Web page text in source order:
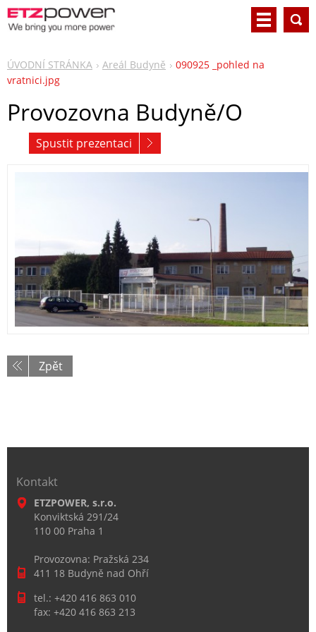
ÚVODNÍ STRÁNKA Areál Budyně
090925 _pohled na
vratnici.jpg
Provozovna Budyně/O
Spustit prezentaci
Zpět
Kontakt
ETZPOWER, s.r.o.
Konviktská 291/24
110 00 Praha 1
Provozovna: Pražská 234
411 18 Budyně nad Ohří
tel.: +420 416 863 010
fax: +420 416 863 213